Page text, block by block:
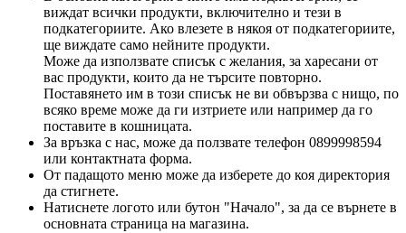
виждат всички продукти, включително и тези в
подкатегориите. Ако влезете в някоя от подкатегориите,
ще виждате само нейните продукти.
Може да използвате списък с желания, за харесани от
вас продукти, които да не търсите повторно.
Поставянето им в този списък не ви обвързва с нищо, по
всяко време може да ги изтриете или например да го
поставите в кошницата.
За връзка с нас, може да ползвате телефон 0899998594
или контактната форма.
От падащото меню може да изберете до коя директория
да стигнете.
Натиснете логото или бутон "Начало", за да се върнете в
основната страница на магазина.